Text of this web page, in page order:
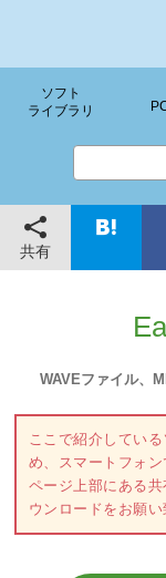
ソフト
ライブラリ
共有
WAVEファイル、
ここで紹介してい
め、スマートフォン
ページ上部にある
ウンロードをお願い